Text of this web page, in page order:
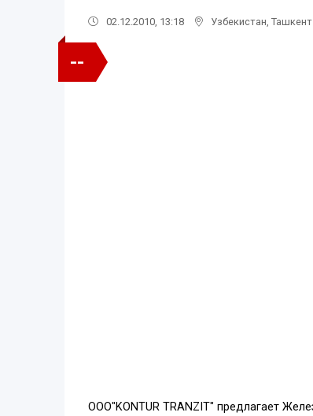
02.12.2010, 13:18 Узбекистан Ташкент
--
OOO"KONTUR TRANZIT" предлагает